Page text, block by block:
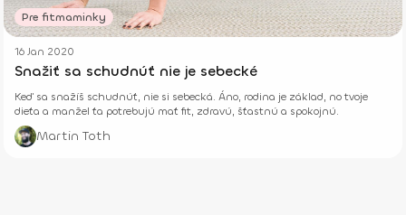
Pre fitmaminky
16 Jan 2020
Snažiť sa schudnúť nie je sebecké
Keď sa snažíš schudnúť, nie si sebecká. Áno, rodina je základ, no tvoje
dieťa a manžel ťa potrebujú mať fit, zdravú, šťastnú a spokojnú.
Martin Toth